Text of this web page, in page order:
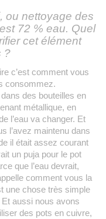
ou nettoyage des
72 % eau. Quel
cet élément
?
c’est comment vous
consommez.
dans des bouteilles en
métallique, en
l’eau va changer. Et
l’avez maintenu dans
il était assez courant
un puja pour le pot
que l’eau devrait,
comment vous la
une chose très simple
aussi nous avons
des pots en cuivre,